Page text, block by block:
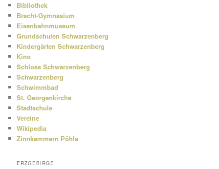
Bibliothek
Brecht-Gymnasium
Eisenbahnmuseum
Grundschulen Schwarzenberg
Kindergärten Schwarzenberg
Kino
Schloss Schwarzenberg
Schwarzenberg
Schwimmbad
St. Georgenkirche
Stadtschule
Vereine
Wikipedia
Zinnkammern Pöhla
ERZGEBIRGE